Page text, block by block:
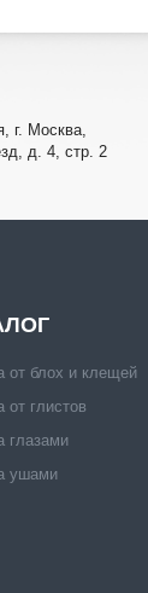
г. Мocквa,
д. 4, стр. 2
от блох и клещей
от глистов
глазами
ушами